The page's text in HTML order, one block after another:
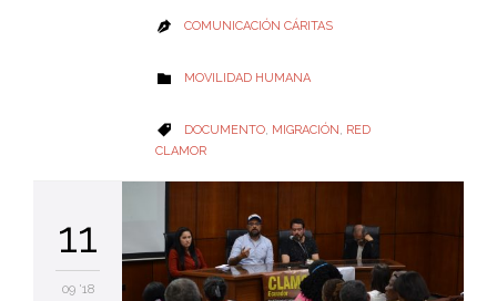
 COMUNICACIÓN CÁRITAS
 CATEGORY
MOVILIDAD HUMANA
 CATEGORY
DOCUMENTO, MIGRACIÓN , RED
CLAMOR
11
09 '18